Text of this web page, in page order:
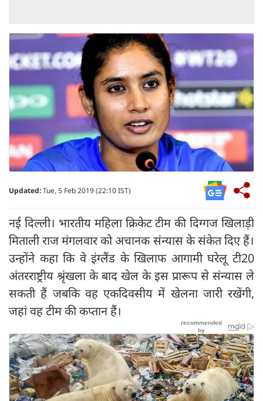
Updated:Tue, 5 Feb 2019 (22:10 IST)
नई दिल्ली। भारतीय महिला क्रिकेट टीम की दिग्गज खिलाड़ी
मिताली राज मंगलवार को अचानक संन्यास के संकेत दिए हैं।
उन्होंने कहा कि वे इंग्लैंड के खिलाफ आगामी घरेलू टी20
अंतरराष्ट्रीय श्रृंखला के बाद खेल के इस प्रारूप से संन्यास ले
सकती हैं जबकि वह एकदिवसीय में खेलना जारी रखेंगी,
जहां वह टीम की कप्तान हैं।